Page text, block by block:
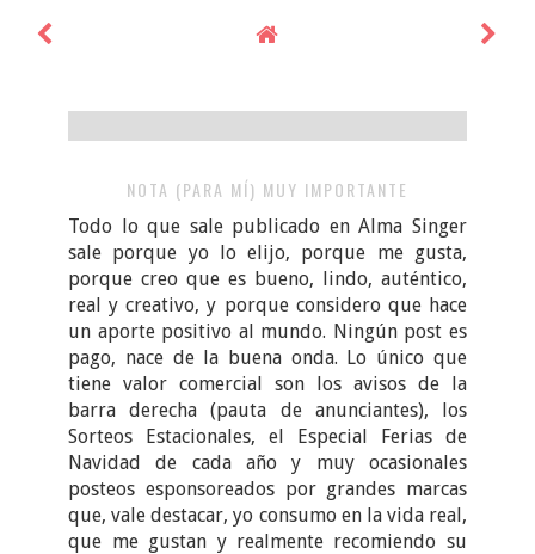
NOTA (PARA MÍ) MUY IMPORTANTE
Todo lo que sale publicado en Alma Singer
sale porque yo lo elijo, porque me gusta,
porque creo que es bueno, lindo, auténtico,
real y creativo, y porque considero que hace
un aporte positivo al mundo. Ningún post es
pago, nace de la buena onda. Lo único que
tiene valor comercial son los avisos de la
barra derecha (pauta de anunciantes), los
Sorteos Estacionales, el Especial Ferias de
Navidad de cada año y muy ocasionales
posteos esponsoreados por grandes marcas
que, vale destacar, yo consumo en la vida real,
que me gustan y realmente recomiendo su